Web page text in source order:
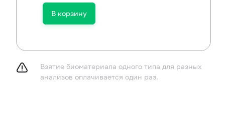
в течение 30 минут до исследования.
В корзину
Взятие биоматериала одного типа для разных
анализов оплачивается один раз.